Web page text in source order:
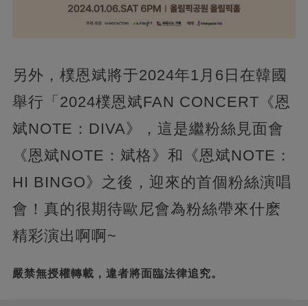
另外，樸恩斌將于2024年1月6日在韓國
舉行「2024樸恩斌FAN CONCERT《恩
斌NOTE：DIVA》，這是繼粉絲見面會
《恩斌NOTE：斌格》和《恩斌NOTE：
HI BINGO》之後，迎來的首個粉絲演唱
會！真的很期待歐尼會為粉絲帶來什麽
精彩演出啊啊~
嚴禁無授權轉載，違者將面臨法律追究。